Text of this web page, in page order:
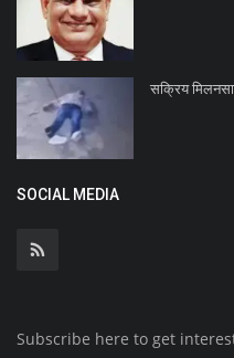
सक्रिय
SOCIAL MEDIA
Subscribe here to get